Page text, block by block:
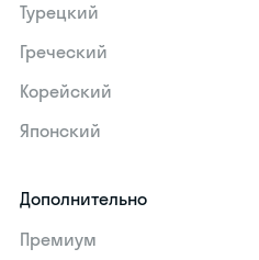
Турецкий
Греческий
Корейский
Японский
Дополнительно
Премиум